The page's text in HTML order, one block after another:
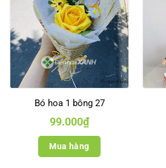
Bó hoa 1 bông 27
99.000₫
Mua hàng